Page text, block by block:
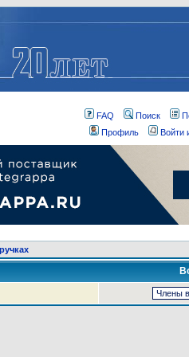
FAQ Поиск
Профиль
Войти